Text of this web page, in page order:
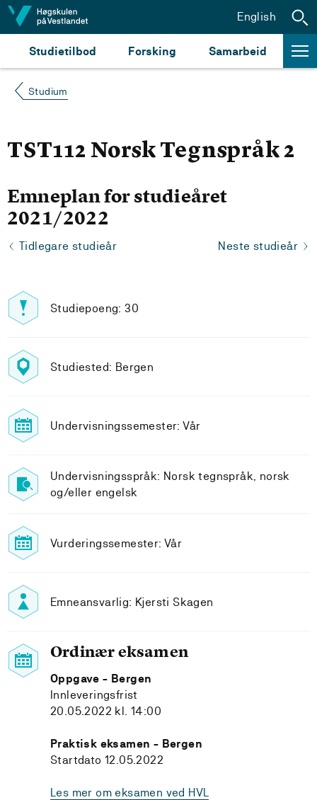
Hopp til innhald
Studietilbod Forsking Samarbeid
English
Studium
TST112 Norsk Tegnspråk 2
Emneplan for studieåret
2021/2022
Tidlegare studieår Neste studieår
Studiepoeng: 30
Studiested: Bergen
Undervisningssemester: Vår
Undervisningsspråk: Norsk tegnspråk, norsk
og/eller engelsk
Vurderingssemester: Vår
Emneansvarlig: Kjersti Skagen
Ordinær eksamen
Oppgave - Bergen
Innleveringsfrist
20.05.2022 kl. 14:00
Praktisk eksamen - Bergen
Startdato 12.05.2022
Les mer om eksamen ved HVL